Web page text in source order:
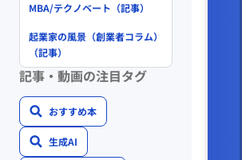
MBA/テクノベート（記事）
起業家の風景（創業者コラム）
（記事）
記事・動画の注目タグ
おすすめ本
生成AI